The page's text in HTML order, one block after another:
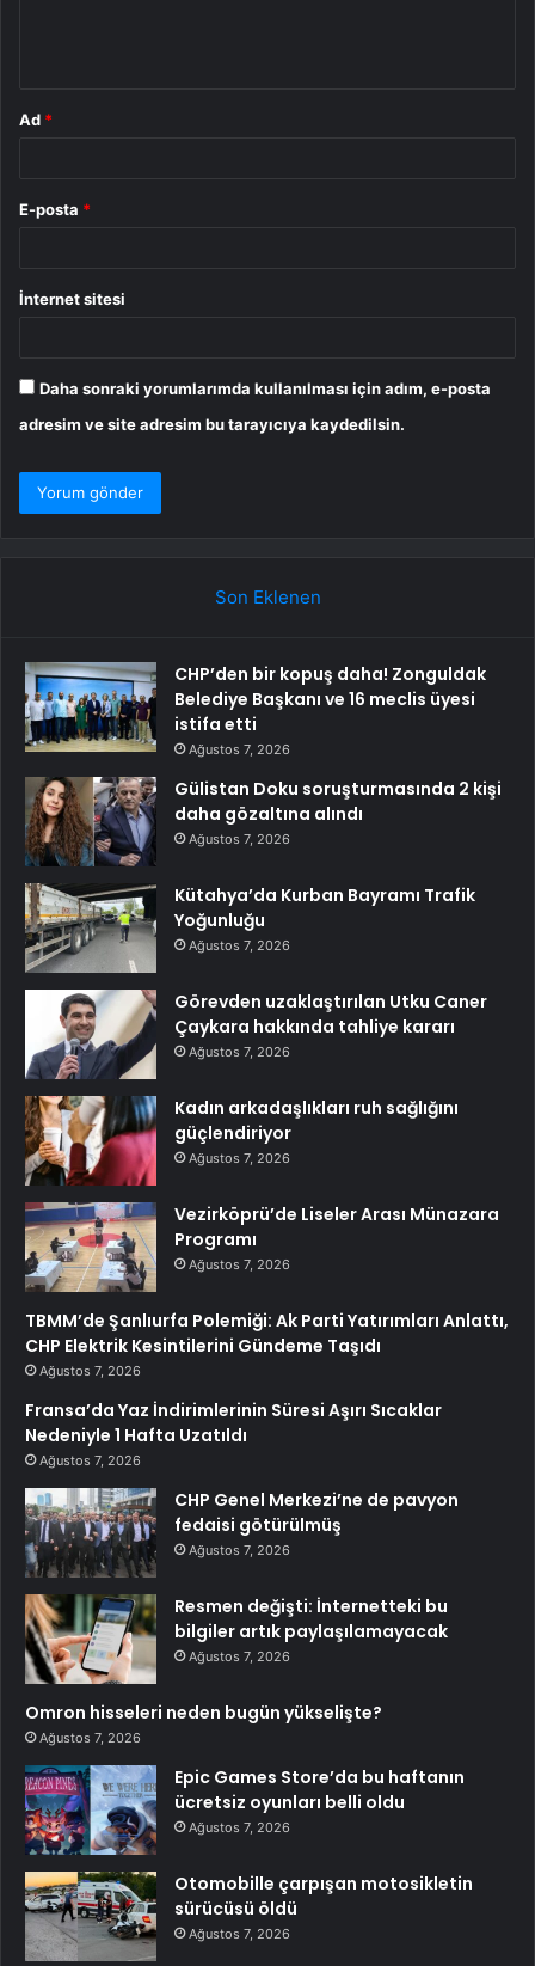
Ad *
E-posta *
İnternet sitesi
Daha sonraki yorumlarımda kullanılması için adım, e-posta
adresim ve site adresim bu tarayıcıya kaydedilsin.
Son Eklenen
CHP’den bir kopuş daha! Zonguldak
Belediye Başkanı ve 16 meclis üyesi
istifa etti
Ağustos 7, 2026
Gülistan Doku soruşturmasında 2 kişi
daha gözaltına alındı
Ağustos 7, 2026
Kütahya’da Kurban Bayramı Trafik
Yoğunluğu
Ağustos 7, 2026
Görevden uzaklaştırılan Utku Caner
Çaykara hakkında tahliye kararı
Ağustos 7, 2026
Kadın arkadaşlıkları ruh sağlığını
güçlendiriyor
Ağustos 7, 2026
Vezirköprü’de Liseler Arası Münazara
Programı
Ağustos 7, 2026
TBMM’de Şanlıurfa Polemiği: Ak Parti Yatırımları Anlattı,
CHP Elektrik Kesintilerini Gündeme Taşıdı
Ağustos 7, 2026
Fransa’da Yaz İndirimlerinin Süresi Aşırı Sıcaklar
Nedeniyle 1 Hafta Uzatıldı
Ağustos 7, 2026
CHP Genel Merkezi’ne de pavyon
fedaisi götürülmüş
Ağustos 7, 2026
Resmen değişti: İnternetteki bu
bilgiler artık paylaşılamayacak
Ağustos 7, 2026
Omron hisseleri neden bugün yükselişte?
Ağustos 7, 2026
Epic Games Store’da bu haftanın
ücretsiz oyunları belli oldu
Ağustos 7, 2026
Otomobille çarpışan motosikletin
sürücüsü öldü
Ağustos 7, 2026